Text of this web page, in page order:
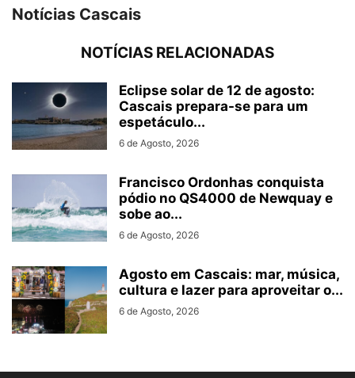
Notícias Cascais
NOTÍCIAS RELACIONADAS
Eclipse solar de 12 de agosto:
Cascais prepara-se para um
espetáculo...
6 de Agosto, 2026
Francisco Ordonhas conquista
pódio no QS4000 de Newquay e
sobe ao...
6 de Agosto, 2026
Agosto em Cascais: mar, música,
cultura e lazer para aproveitar o...
6 de Agosto, 2026